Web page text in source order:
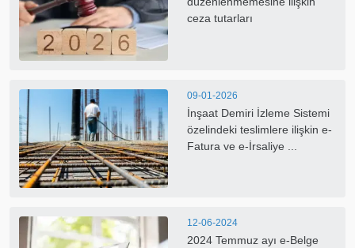
ceza tutarları
09-01-2026
İnşaat Demiri İzleme Sistemi
özelindeki teslimlere ilişkin e-
Fatura ve e-İrsaliye ...
12-06-2024
2024 Temmuz ayı e-Belge